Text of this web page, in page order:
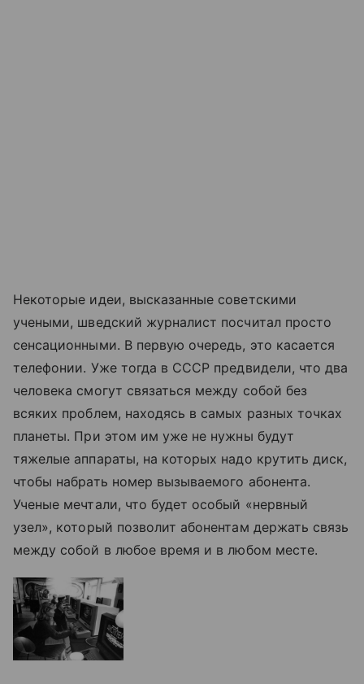
Некоторые идеи, высказанные советскими
учеными, шведский журналист посчитал просто
сенсационными. В первую очередь, это касается
телефонии. Уже тогда в СССР предвидели, что два
человека смогут связаться между собой без
всяких проблем, находясь в самых разных точках
планеты. При этом им уже не нужны будут
тяжелые аппараты, на которых надо крутить диск,
чтобы набрать номер вызываемого абонента.
Ученые мечтали, что будет особый «нервный
узел», который позволит абонентам держать связь
между собой в любое время и в любом месте.